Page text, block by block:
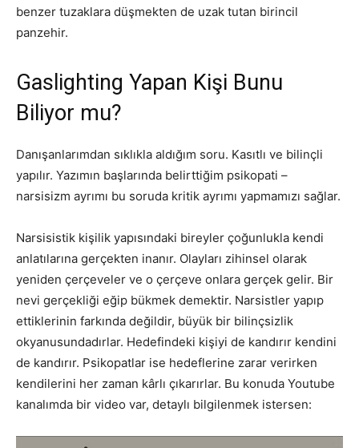
benzer tuzaklara düşmekten de uzak tutan birincil
panzehir.
Gaslighting Yapan Kişi Bunu
Biliyor mu?
Danışanlarımdan sıklıkla aldığım soru. Kasıtlı ve bilinçli
yapılır. Yazımın başlarında belirttiğim psikopati –
narsisizm ayrımı bu soruda kritik ayrımı yapmamızı sağlar.
Narsisistik kişilik yapısındaki bireyler çoğunlukla kendi
anlatılarına gerçekten inanır. Olayları zihinsel olarak
yeniden çerçeveler ve o çerçeve onlara gerçek gelir. Bir
nevi gerçekliği eğip bükmek demektir. Narsistler yapıp
ettiklerinin farkında değildir, büyük bir bilinçsizlik
okyanusundadırlar. Hedefindeki kişiyi de kandırır kendini
de kandırır. Psikopatlar ise hedeflerine zarar verirken
kendilerini her zaman kârlı çıkarırlar. Bu konuda Youtube
kanalımda bir video var, detaylı bilgilenmek istersen: